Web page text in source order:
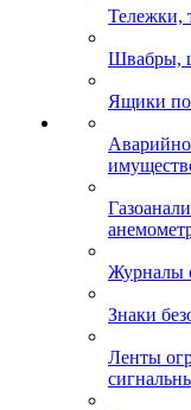
Тележки,
Швабры,
Ящики
Журналы
Знаки
Ленты